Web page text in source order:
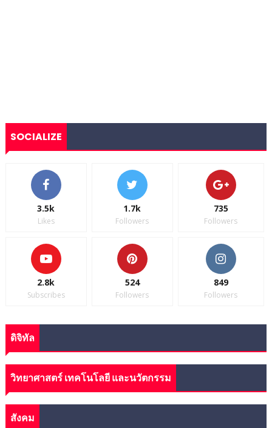
SOCIALIZE
3.5k
Likes
1.7k
Followers
735
Followers
2.8k
Subscribes
524
Followers
849
Followers
ดิจิทัล
วิทยาศาสตร์ เทคโนโลยี และนวัตกรรม
สังคม